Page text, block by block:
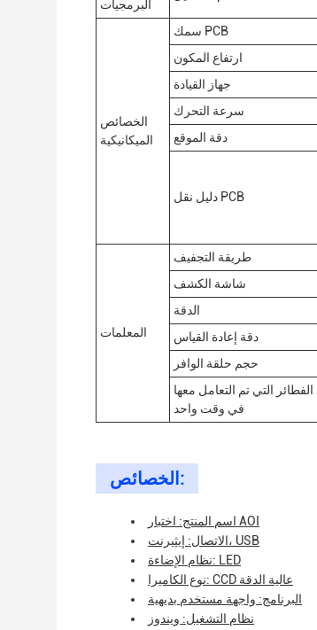
البرمجيات
الخصائص
الميكانيكية
سمك PCB
ارتفاع المكون
جهاز القيادة
سرعة التحرك
دقة الموقع
دليل نقل PCB
المعلمات
طريقة التجفيف
شاشة الكشف
الدقة
دقة إعادة القياس
حجم حلقة الوافر
التي تم التعامل معها
في وقت واحد
الخصائص:
اسم المنتج: اختبار AOI
الاتصال: إيثيرنت، USB
نظام الإضاءة: LED
نوع الكاميرا: CCD عالية الدقة
البرنامج: واجهة مستخدم بديهية
نظام التشغيل: ويندوز